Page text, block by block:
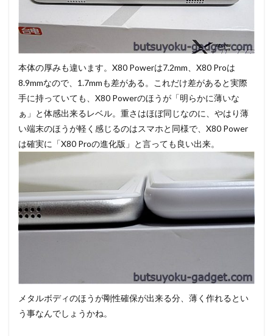
本体の厚みも違います。X80 Powerは7.2mm、X80 Proは
8.9mmなので、1.7mmも差がある。これだけ差があると実際
手に持っていても、X80 Powerのほうが「明らかに薄いな
ぁ」と体感出来るレベル。重さはほぼ同じなのに、やはり薄
い端末のほうが軽く感じるのはスマホと同様で、X80 Power
は確実に「X80 Proの進化版」と言っても良い出来。
メタルボディのほうが剛性確保が出来る分、薄く作れるとい
う事なんでしょうかね。